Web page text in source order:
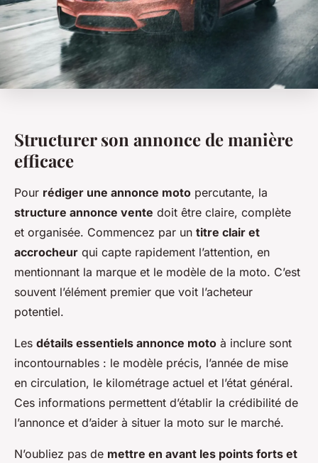
Structurer son annonce de manière
efficace
Pour rédiger une annonce moto percutante, la
structure annonce vente doit être claire, complète
et organisée. Commencez par un titre clair et
accrocheur qui capte rapidement l’attention, en
mentionnant la marque et le modèle de la moto. C’est
souvent l’élément premier que voit l’acheteur
potentiel.
Les détails essentiels annonce moto à inclure sont
incontournables : le modèle précis, l’année de mise
en circulation, le kilométrage actuel et l’état général.
Ces informations permettent d’établir la crédibilité de
l’annonce et d’aider à situer la moto sur le marché.
N’oubliez pas de mettre en avant les points forts et